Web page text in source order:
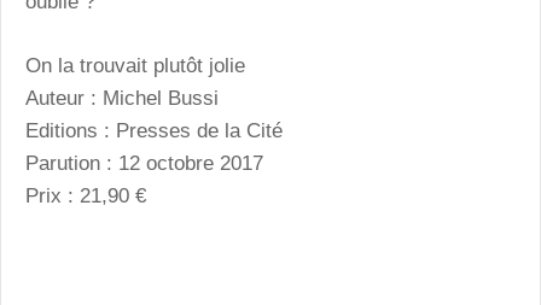
On la trouvait plutôt jolie
Auteur : Michel Bussi
Editions : Presses de la Cité
Parution : 12 octobre 2017
Prix : 21,90 €